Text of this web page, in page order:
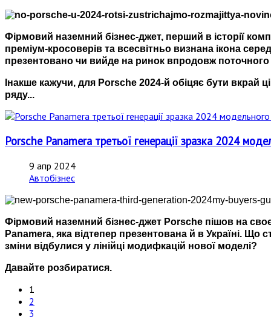
Фірмовий наземний бізнес-джет, перший в історії
преміум-кросоверів та всесвітньо визнана ікона
презентовано чи вийде на ринок впродовж поточного
Інакше кажучи, для Porsche 2024-й обіцяє бути вкрай
ряду...
Porsche Panamera третьої генерації зразка 2024
9 апр 2024
Автобізнес
Фірмовий наземний бізнес-джет Porsche пішов на
Panamera, яка відтепер презентована й в Україні.
зміни відбулися у лінійці модифкацій нової моделі?
Давайте розбиратися.
1
2
3